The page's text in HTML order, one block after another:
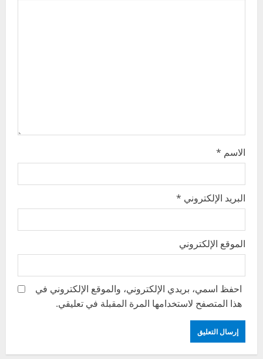
الاسم *
البريد الإلكتروني *
الموقع الإلكتروني
احفظ اسمي، بريدي الإلكتروني، والموقع الإلكتروني في
هذا المتصفح لاستخدامها المرة المقبلة في تعليقي.